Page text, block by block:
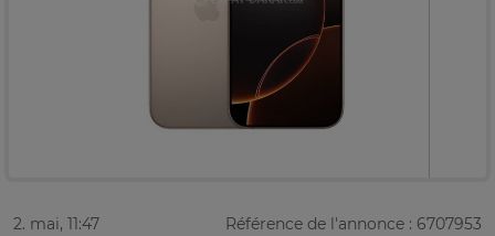
2. mai, 11:47 Référence de l'annonce : 6707953